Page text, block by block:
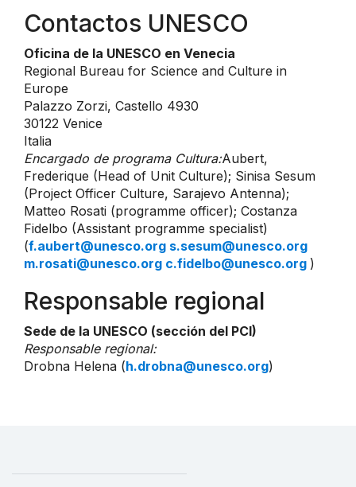
Contactos UNESCO
Oficina de la UNESCO en Venecia
Regional Bureau for Science and Culture in
Europe
Palazzo Zorzi, Castello 4930
30122 Venice
Italia
Encargado de programa Cultura:Aubert,
Frederique (Head of Unit Culture); Sinisa Sesum
(Project Officer Culture, Sarajevo Antenna);
Matteo Rosati (programme officer); Costanza
Fidelbo (Assistant programme specialist)
(f.aubert@unesco.org s.sesum@unesco.org
m.rosati@unesco.org c.fidelbo@unesco.org )
Responsable regional
Sede de la UNESCO (sección del PCI)
Responsable regional:
Drobna Helena (h.drobna@unesco.org)